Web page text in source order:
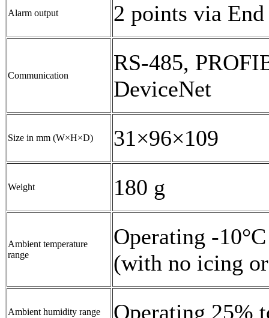
Alarm output 2 points via
Communication
RS-485,
DeviceNet
Size in mm (W×H×D) 31×96×109
Weight 180 g
Ambient temperature
range
Operating -
(with no icing
Ambient humidity range Operating 25%